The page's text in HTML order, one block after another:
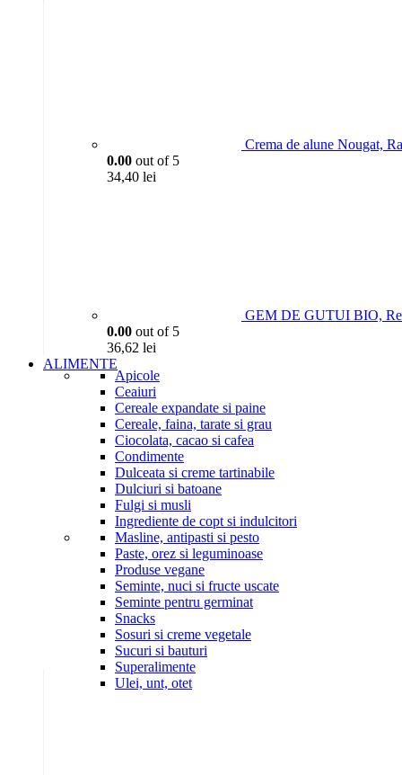
Crema de alune Nougat,
0.00 out of 5
34,40 lei
GEM DE GUTUI BIO,
0.00 out of 5
36,62 lei
ALIMENTE
Apicole
Ceaiuri
Cereale expandate si paine
Cereale, faina, tarate si grau
Ciocolata, cacao si cafea
Condimente
Dulceata si creme tartinabile
Dulciuri si batoane
Fulgi si musli
Ingrediente de copt si indulcitori
Masline, antipasti si pesto
Paste, orez si leguminoase
Produse vegane
Seminte, nuci si fructe uscate
Seminte pentru germinat
Snacks
Sosuri si creme vegetale
Sucuri si bauturi
Superalimente
Ulei, unt, otet